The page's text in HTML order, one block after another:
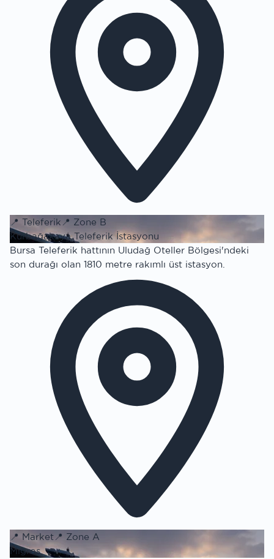
📍 Teleferik 📍 Zone B
Kurbağakaya Teleferik İstasyonu
Bursa Teleferik hattının Uludağ Oteller Bölgesi'ndeki
son durağı olan 1810 metre rakımlı üst istasyon.
📍 Market 📍 Zone A
Migros